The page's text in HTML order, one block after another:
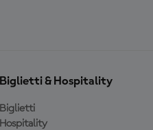
Biglietti & Hospitality
Biglietti
Hospitality